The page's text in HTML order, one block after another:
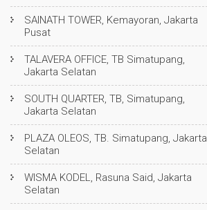
SAINATH TOWER, Kemayoran, Jakarta
Pusat
TALAVERA OFFICE, TB Simatupang,
Jakarta Selatan
SOUTH QUARTER, TB, Simatupang,
Jakarta Selatan
PLAZA OLEOS, TB. Simatupang, Jakarta
Selatan
WISMA KODEL, Rasuna Said, Jakarta
Selatan